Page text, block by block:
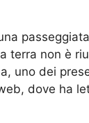
terra non è
uno dei
dove ha